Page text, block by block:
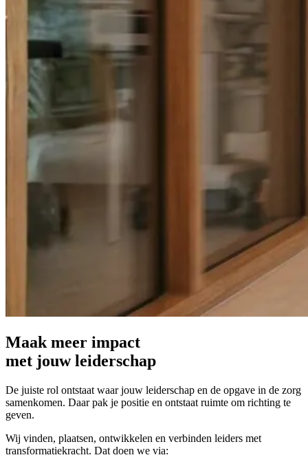
Maak meer impact
met jouw leiderschap
De juiste rol ontstaat waar jouw leiderschap en de opgave in de zorg
samenkomen. Daar pak je positie en ontstaat ruimte om richting te
geven.
Wij vinden, plaatsen, ontwikkelen en verbinden leiders met
transformatiekracht. Dat doen we via: